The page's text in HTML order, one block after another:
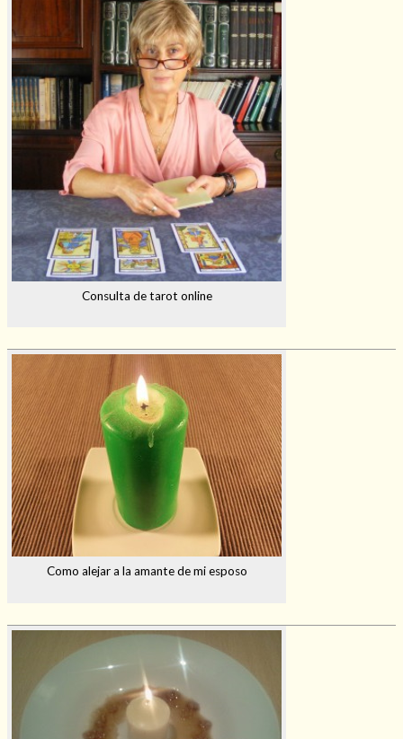
Consulta de tarot online
Como alejar a la amante de mi esposo